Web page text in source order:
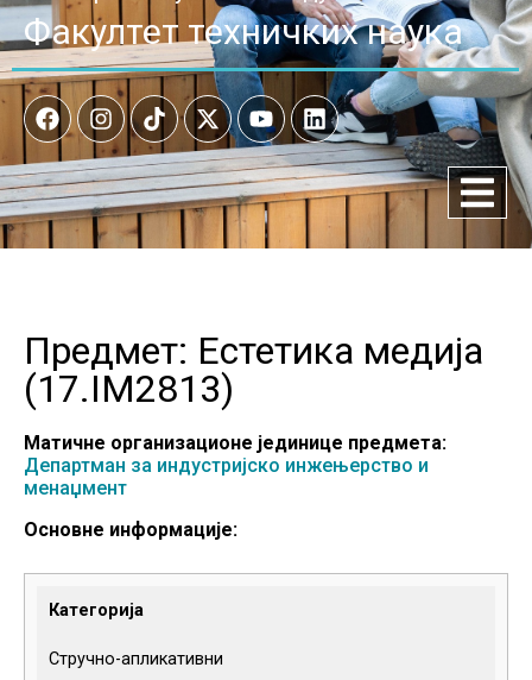
Факултет техничких наука
Предмет: Естетика медија
(17.IM2813)
Матичне организационе јединице предмета:
Департман за индустријско инжењерство и
менаџмент
Основне информације:
Категорија
Стручно-апликативни